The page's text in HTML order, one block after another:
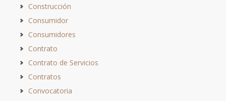
Construcción
Consumidor
Consumidores
Contrato
Contrato de Servicios
Contratos
Convocatoria